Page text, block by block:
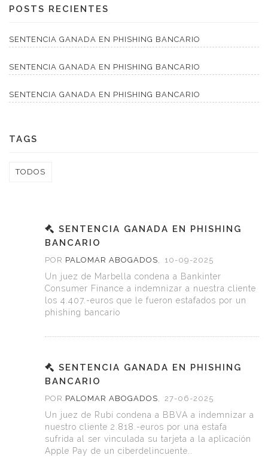
POSTS RECIENTES
SENTENCIA GANADA EN PHISHING BANCARIO
SENTENCIA GANADA EN PHISHING BANCARIO
SENTENCIA GANADA EN PHISHING BANCARIO
TAGS
TODOS
SENTENCIA GANADA EN PHISHING
BANCARIO
POR PALOMAR ABOGADOS, 10-09-2025
Un juez de Marbella condena a Bankinter
Consumer Finance a indemnizar a nuestra cliente
los 4.407.-euros que le fueron estafados por un
phishing bancario
SENTENCIA GANADA EN PHISHING
BANCARIO
POR PALOMAR ABOGADOS, 27-06-2025
Un juez de Rubí condena a BBVA a indemnizar a
nuestro cliente 2.818.-euros por una estafa
sufrida al ser vinculada su tarjeta a la aplicación
Apple Pay de un ciberdelincuente..